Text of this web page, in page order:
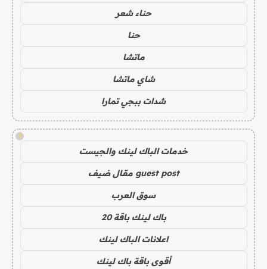
حناء شعر
حنا
ماتشا
شاي ماتشا
شدات ببجي تمارا
!
خدمات الباك لينك والجيست
guest post مقال ضيف
سوق العرب
باك لينك باقة 20
اعلانات الباك لينك
أقوى باقة باك لينك